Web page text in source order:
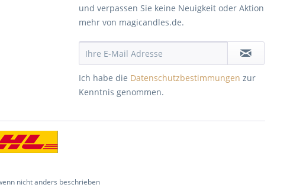
und verpassen Sie keine Neuigkeit oder Aktion
mehr von magicandles.de.
Ich habe die Datenschutzbestimmungen zur
Kenntnis genommen.
nicht anders beschrieben